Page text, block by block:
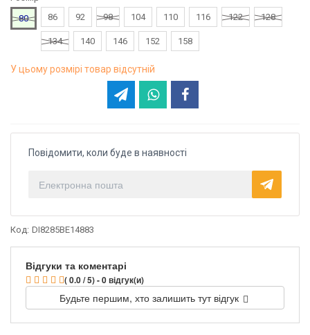
80
86 92 98 104 110 116 122 128
134 140 146 152 158
У цьому розмірі товар відсутній
Повідомити, коли буде в наявності
Код: DI8285BE14883
Відгуки та коментарі
( 0.0 / 5) - 0 відгук(и)
Будьте першим, хто залишить тут відгук